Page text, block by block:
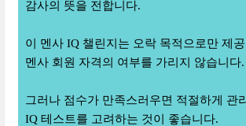
감사의 뜻을 전합니다.
이 멘사 IQ 챌린지는 오락 목적으로만 제
멘사 회원 자격의 여부를 가리지 않습니다.
그러나 점수가 만족스러우면 적절하게 관
IQ 테스트를 고려하는 것이 좋습니다.